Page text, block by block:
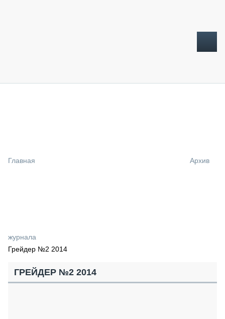
СПЕЦПРОЕКТЫ
СТАТЬИ ПО КАТЕГОРИЯМ ТЕХНИКИ
Главная Архив
журнала
Грейдер №2 2014
ГРЕЙДЕР №2 2014